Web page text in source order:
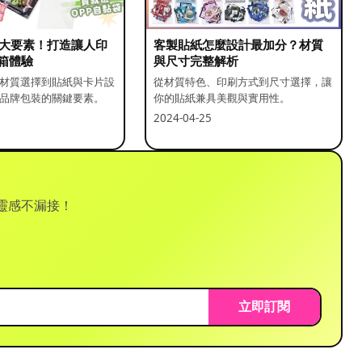
要素！打造讓人印
體驗
質選擇到貼紙與卡片設
牌包裝的關鍵要素。
客製貼紙怎麼設計最加分？材質
與尺寸完整解析
從材質特色、印刷方式到尺寸選擇，讓
你的貼紙兼具美觀與實用性。
2024-04-25
不漏接！
立即訂閱